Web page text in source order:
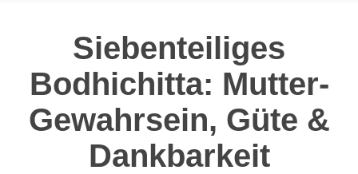
Siebenteiliges
Bodhichitta: Mutter-
Gewahrsein, Güte &
Dankbarkeit